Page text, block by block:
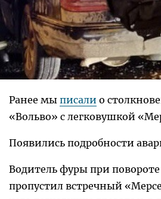
Ранее мы писали о
«Вольво» с легковушкой
Появились подробности
Водитель фуры при повороте
пропустил встречный